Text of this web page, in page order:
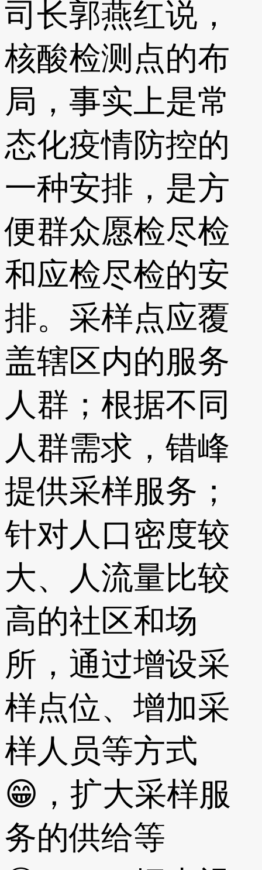
司长郭燕红说，
核酸检测点的布
局，事实上是常
态化疫情防控的
一种安排，是方
便群众愿检尽检
和应检尽检的安
排。采样点应覆
盖辖区内的服务
人群；根据不同
人群需求，错峰
提供采样服务；
针对人口密度较
大、人流量比较
高的社区和场
所，通过增设采
样点位、增加采
样人员等方式
😁，扩大采样服
务的供给等